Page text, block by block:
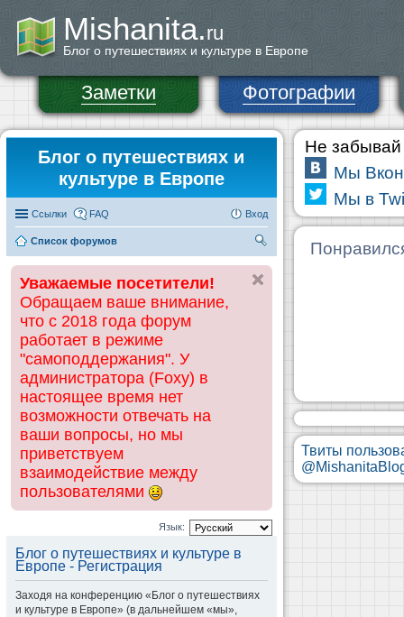
Mishanita.ru
Блог о путешествиях и культуре в Европе
Заметки Фотографии
Блог о путешествиях и
культуре в Европе
Ссылки FAQ Вход
Список форумов
ск
Уважаемые посетители!
Обращаем ваше внимание,
что с 2018 года форум
работает в режиме
"самоподдержания". У
администратора (Foxy) в
настоящее время нет
возможности отвечать на
ваши вопросы, но мы
приветствуем
взаимодействие между
пользователями
Язык:
Блог о путешествиях и культуре в
Европе - Регистрация
Заходя на конференцию «Блог о путешествиях
и культуре в Европе» (в дальнейшем «мы»,
Не забывай
Мы
Мы в
Твиты